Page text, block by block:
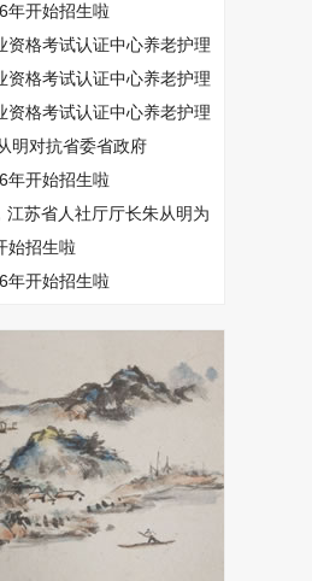
年开始招生啦
资格考试认证中心养老护理
资格考试认证中心养老护理
资格考试认证中心养老护理
明对抗省委省政府
年开始招生啦
苏省人社厅厅长朱从明为
始招生啦
年开始招生啦